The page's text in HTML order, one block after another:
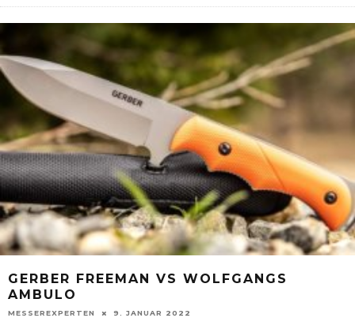
GERBER FREEMAN VS WOLFGANGS
AMBULO
MESSEREXPERTEN 9. JANUAR 2022